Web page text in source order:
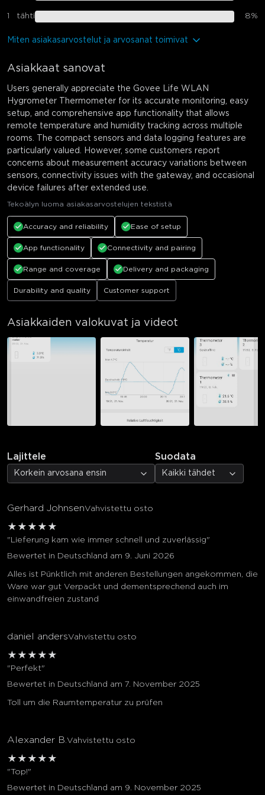
1 tähti 8%
Miten asiakasarvostelut ja arvosanat toimivat
Asiakkaat sanovat
Users generally appreciate the Govee Life WLAN
Hygrometer Thermometer for its accurate monitoring, easy
setup, and comprehensive app functionality that allows
remote temperature and humidity tracking across multiple
rooms. The compact sensors and data logging features are
particularly valued. However, some customers report
concerns about measurement accuracy variations between
sensors, connectivity issues with the gateway, and occasional
device failures after extended use.
Tekoälyn luoma asiakasarvostelujen tekstistä
Accuracy and reliability Ease of setup
App functionality Connectivity and pairing
Range and coverage Delivery and packaging
Durability and quality Customer support
Asiakkaiden valokuvat ja videot
Lajittele
Korkein arvosana ensin
Suodata
Kaikki tähdet
Gerhard JohnsenVahvistettu osto
★ ★ ★ ★ ★
"Lieferung kam wie immer schnell und zuverlässig"
Bewertet in Deutschland am 9. Juni 2026
Alles ist Pünktlich mit anderen Bestellungen angekommen, die
Ware war gut Verpackt und dementsprechend auch im
einwandfreien zustand
daniel andersVahvistettu osto
★ ★ ★ ★ ★
"Perfekt"
Bewertet in Deutschland am 7. November 2025
Toll um die Raumtemperatur zu prüfen
Alexander B. Vahvistettu osto
★ ★ ★ ★ ★
"Top!"
Bewertet in Deutschland am 9. November 2025